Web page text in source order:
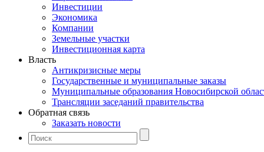
Инвестиции
Экономика
Компании
Земельные участки
Инвестиционная карта
Власть
Антикризисные меры
Государственные и муниципальные заказы
Муниципальные образования Новосибирской
Трансляции заседаний правительства
Обратная связь
Заказать новости